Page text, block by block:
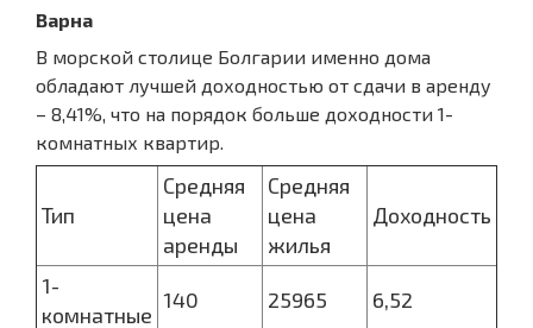
Варна
В морской столице Болгарии именно дома
обладают лучшей доходностью от сдачи в аренду
– 8,41%, что на порядок больше доходности 1-
комнатных квартир.
Тип
Средняя
цена
аренды
Средняя
цена
жилья
Доходность
1-
комнатные
140 25965 6,52